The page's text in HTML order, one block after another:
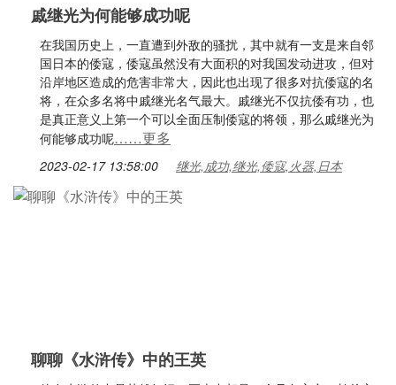
戚继光为何能够成功呢
在我国历史上，一直遭到外敌的骚扰，其中就有一支是来自邻
国日本的倭寇，倭寇虽然没有大面积的对我国发动进攻，但对
沿岸地区造成的危害非常大，因此也出现了很多对抗倭寇的名
将，在众多名将中戚继光名气最大。戚继光不仅抗倭有功，也
是真正意义上第一个可以全面压制倭寇的将领，那么戚继光为
何能够成功呢……更多
2023-02-17 13:58:00 继光,成功,继光,倭寇,火器,日本
聊聊《水浒传》中的王英